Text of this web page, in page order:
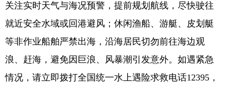
关注实时天气与海况预警，提前规划航线，尽快驶往
就近安全水域或回港避风；休闲渔船、游艇、皮划艇
等非作业船舶严禁出海，沿海居民切勿前往海边观
浪、赶海，避免因巨浪、风暴潮引发意外。如遇紧急
情况，请立即拨打全国统一水上遇险求救电话12395，